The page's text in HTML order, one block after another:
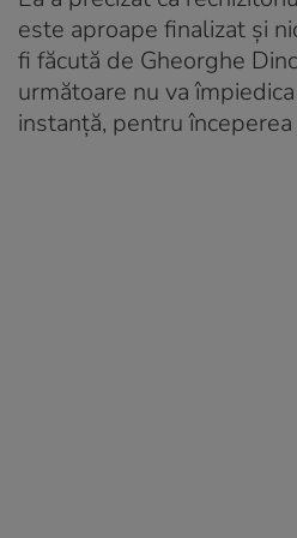
este aproape finalizat și
fi făcută de Gheorghe
următoare nu va
instanță, pentru